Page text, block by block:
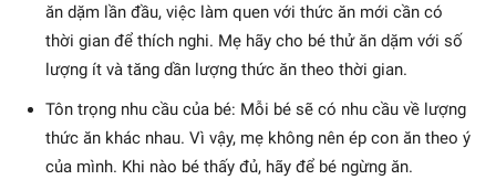
ăn dặm lần đầu, việc làm quen với thức ăn mới cần có
thời gian để thích nghi. Mẹ hãy cho bé thử ăn dặm với số
lượng ít và tăng dần lượng thức ăn theo thời gian.
Tôn trọng nhu cầu của bé: Mỗi bé sẽ có nhu cầu về lượng
thức ăn khác nhau. Vì vậy, mẹ không nên ép con ăn theo ý
của mình. Khi nào bé thấy đủ, hãy để bé ngừng ăn.